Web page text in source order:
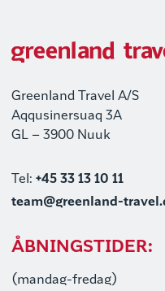
Greenland Travel A/S
Aqqusinersuaq 3A
GL – 3900 Nuuk
Tel: +45 33 13 10 11
team@greenland-
ÅBNINGSTIDER:
(mandag-fredag)